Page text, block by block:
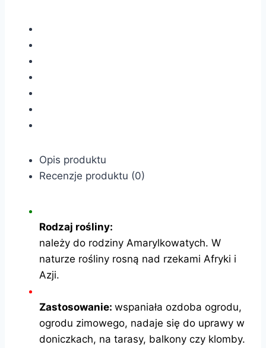
Opis produktu
Recenzje produktu (0)
Rodzaj rośliny:
należy do rodziny Amarylkowatych. W
naturze rośliny rosną nad rzekami Afryki i
Azji.
Zastosowanie: wspaniała ozdoba ogrodu,
ogrodu zimowego, nadaje się do uprawy w
doniczkach, na tarasy, balkony czy klomby.